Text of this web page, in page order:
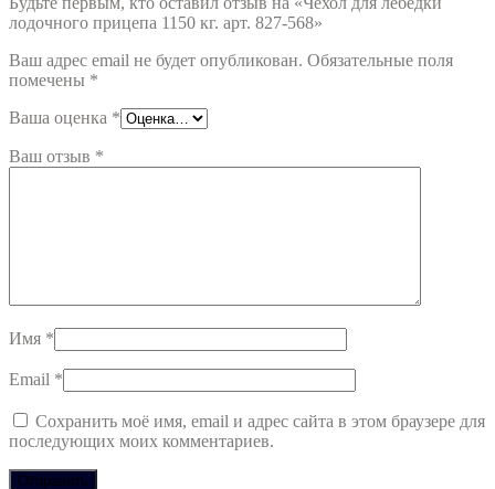
лодочного прицепа 1150 кг. арт. 827-568»
Ваш адрес email не будет опубликован. Обязательные поля
помечены *
Ваша оценка *
Ваш отзыв *
Имя *
Email *
Сохранить моё имя, email и адрес сайта в этом браузере для
последующих моих комментариев.